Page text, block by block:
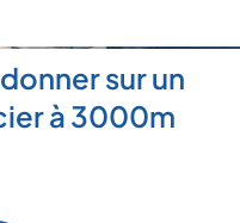
sur un
à 3000m